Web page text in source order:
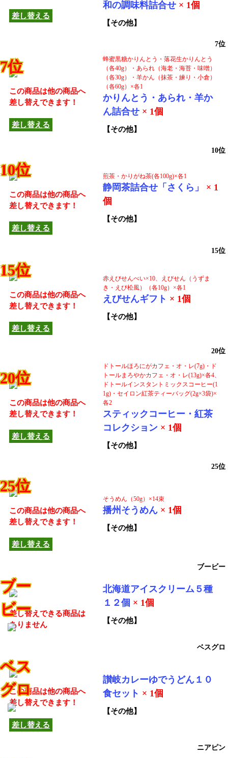
差し替える
和の調味料詰合せ × 1個
【その他】
7位
この商品は他の商品へ
差し替えできます！
差し替える
7位
蜂蜜黒糖かりんとう・落花生かりんとう
（各40g）・あられ（海老・海苔・味噌）
（各30g）・羊かん（抹茶・練り・小倉）
（各60g）×各1
かりんとう・あられ・羊か
ん詰合せ × 1個
【その他】
10位
この商品は他の商品へ
差し替えできます！
差し替える
10位 煎茶・かりがね茶(各100g)×各1
静岡茶詰合せ「さくら」 × 1
個
【その他】
15位
この商品は他の商品へ
差し替えできます！
差し替える
15位
赤えびせんべい×10、えびせん（うずま
き・えび松風）（各10g）×各1
えびせんギフト × 1個
【その他】
20位
この商品は他の商品へ
差し替えできます！
差し替える
20位
ドトールほろにがカフェ・オ・レ(7g)・ド
トールまろやかカフェ・オ・レ(13g)×各4、
ドトールインスタントミックスコーヒー(1
1g)・セイロン紅茶ティーバッグ(2g×3袋)×
各2
スティックコーヒー・紅茶
コレクション × 1個
【その他】
25位
この商品は他の商品へ
差し替えできます！
差し替える
25位
そうめん（50g）×14束
播州そうめん × 1個
【その他】
ブービー
差し替えできる商品は
ありません
ブー
ビー
北海道アイスクリーム５種
１２個 × 1個
【その他】
ベスグロ
この商品は他の商品へ
差し替えできます！
差し替える
ベス
グロ
讃岐カレーゆでうどん１０
食セット × 1個
【その他】
ニアピン